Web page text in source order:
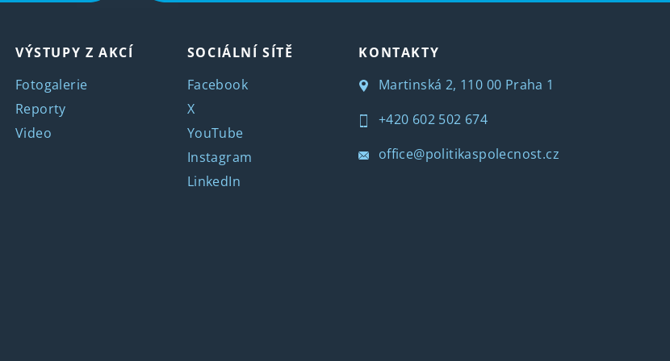
VÝSTUPY Z AKCÍ
Fotogalerie
Reporty
Video
SOCIÁLNÍ SÍTĚ
Facebook
X
YouTube
Instagram
LinkedIn
KONTAKTY
Martinská 2, 110 00 Praha 1
+420 602 502 674
office@politikaspolecnost.cz